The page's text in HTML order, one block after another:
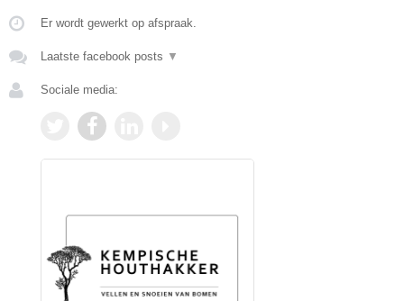
Er wordt gewerkt op afspraak.
Laatste facebook posts ▼
Sociale media: